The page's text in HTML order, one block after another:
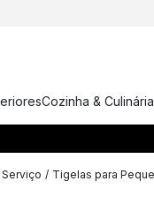
Cozinha & Culinária
/ Tigelas para